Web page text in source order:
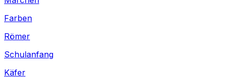
Farben
Römer
Schulanfang
Käfer